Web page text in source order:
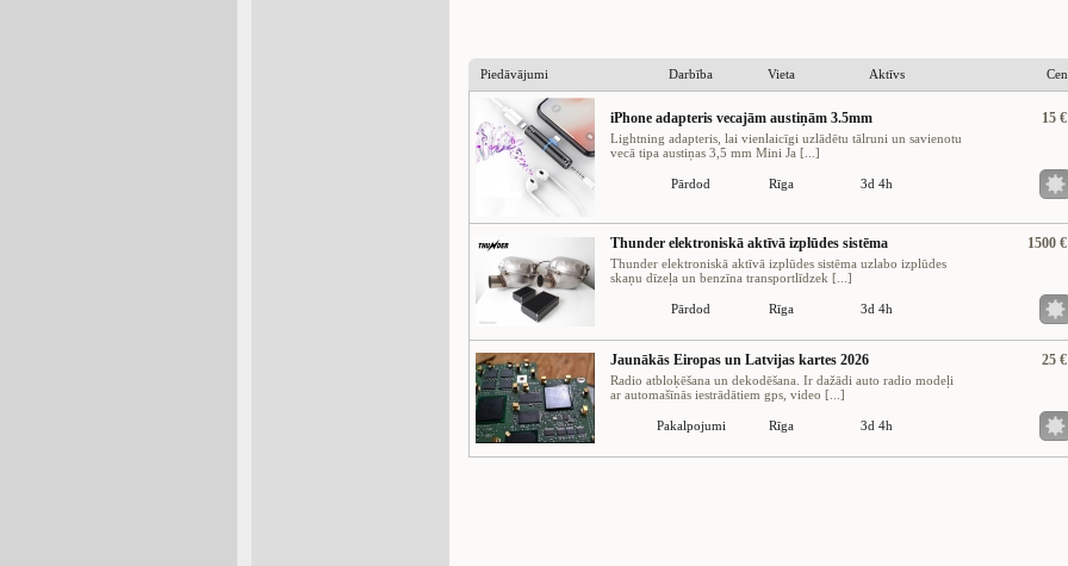
Piedāvājumi Darbība Vieta Aktīvs
15 €
iPhone adapteris vecajām austiņām 3.5mm
Lightning adapteris, lai vienlaicīgi uzlādētu tālruni un savienotu
vecā tipa austiņas 3,5 mm Mini Ja [...]
Pārdod Rīga 3d 4h
1500 €
Thunder elektroniskā aktīvā izplūdes sistēma
Thunder elektroniskā aktīvā izplūdes sistēma uzlabo izplūdes
skaņu dīzeļa un benzīna transportlīdzek [...]
Pārdod Rīga 3d 4h
25 €
Jaunākās Eiropas un Latvijas kartes 2026
Radio atbloķēšana un dekodēšana. Ir dažādi auto radio modeļi
ar automašīnās iestrādātiem gps, video [...]
Pakalpojumi Rīga 3d 4h